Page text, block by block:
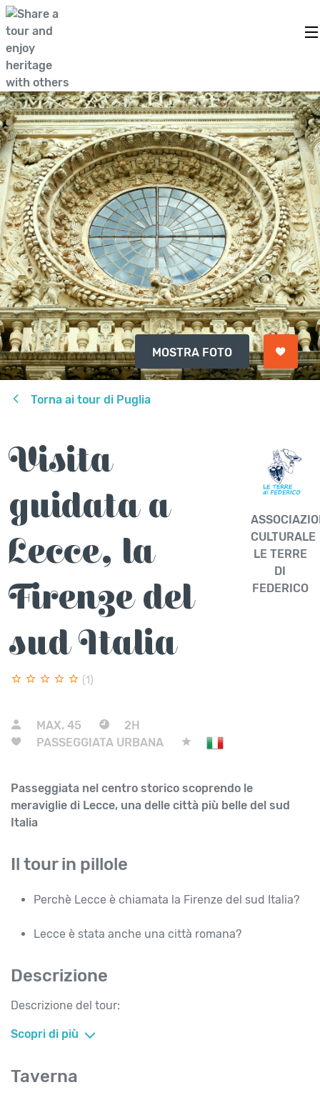
MOSTRA FOTO
Torna ai tour di Puglia
Visita
guidata a
Lecce, la
Firenze del
sud Italia
(1)
CULTURALE
LE TERRE
DI
FEDERICO
MAX. 45
2H
PASSEGGIATA URBANA
Passeggiata nel centro storico scoprendo le
meraviglie di Lecce, una delle città più belle del sud
Italia
Il tour in pillole
Perchè Lecce è chiamata la Firenze del sud Italia?
Lecce è stata anche una città romana?
Descrizione
Descrizione del tour:
Scopri di più
Taverna